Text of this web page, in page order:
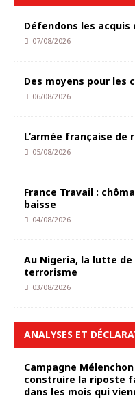
Défendons les
07/08/2026
Des moyens pour les
06/08/2026
L’armée française de
05/08/2026
France Travail :
baisse
04/08/2026
Au Nigeria, la lutte
terrorisme
03/08/2026
ANALYSES ET
Campagne
construire la riposte
dans les mois qui